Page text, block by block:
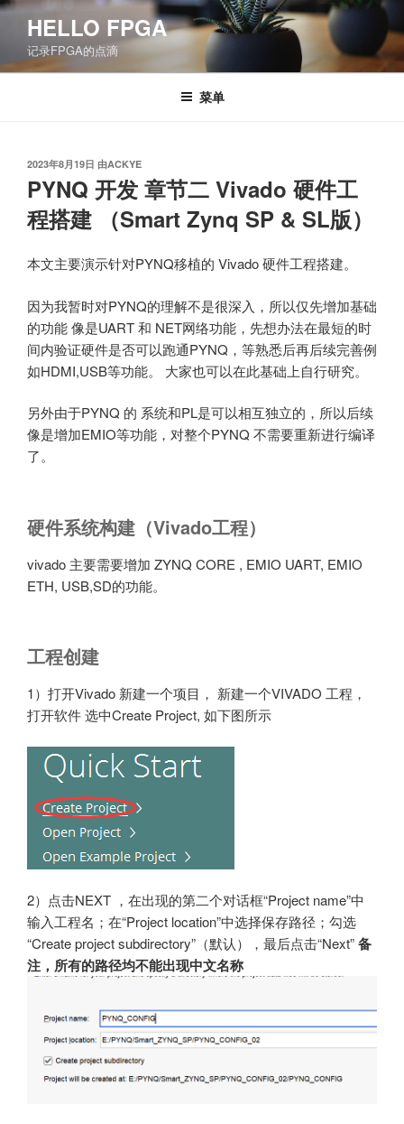
跳
容
HELLO FPGA
记录FPGA的点滴
菜单
发
布
于
2023年8月19日 由ACKYE
PYNQ 开发 章节二 Vivado 硬件工
程搭建 （Smart Zynq SP & SL版）
本文主要演示针对PYNQ移植的 Vivado 硬件工程搭建。
因为我暂时对PYNQ的理解不是很深入，所以仅先增加基础
的功能 像是UART 和 NET网络功能，先想办法在最短的时
间内验证硬件是否可以跑通PYNQ，等熟悉后再后续完善例
如HDMI,USB等功能。 大家也可以在此基础上自行研究。
另外由于PYNQ 的 系统和PL是可以相互独立的，所以后续
像是增加EMIO等功能，对整个PYNQ 不需要重新进行编译
了。
硬件系统构建（Vivado工程）
vivado 主要需要增加 ZYNQ CORE , EMIO UART, EMIO
ETH, USB,SD的功能。
工程创建
1）打开Vivado 新建一个项目， 新建一个VIVADO 工程，
打开软件 选中Create Project, 如下图所示
2）点击NEXT ，在出现的第二个对话框“Project name”中
输入工程名；在“Project location”中选择保存路径；勾选
“Create project subdirectory”（默认），最后点击“Next”备
注，所有的路径均不能出现中文名称